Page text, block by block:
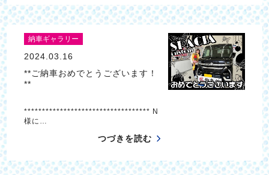
納車ギャラリー
2024.03.16
**ご納車おめでとうございます！
**
*********************************** N
様に…
つづきを読む